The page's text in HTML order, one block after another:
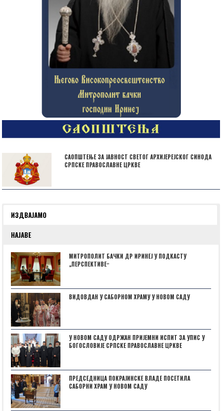
САОПШТЕЊЕ ЗА ЈАВНОСТ СВЕТОГ АРХИЈЕРЕЈСКОГ СИНОДА
СРПСКЕ ПРАВОСЛАВНЕ ЦРКВЕ
ИЗДВАЈАМО
НАЈАВЕ
МИТРОПОЛИТ БАЧКИ ДР ИРИНЕЈ У ПОДКАСТУ
„ПЕРСПЕКТИВЕˮ
ВИДОВДАН У САБОРНОМ ХРАМУ У НОВОМ САДУ
У НОВОМ САДУ ОДРЖАН ПРИЈЕМНИ ИСПИТ ЗА УПИС У
БОГОСЛОВИЈЕ СРПСКЕ ПРАВОСЛАВНЕ ЦРКВЕ
ПРЕДСЕДНИЦА ПОКРАЈИНСКЕ ВЛАДЕ ПОСЕТИЛА
САБОРНИ ХРАМ У НОВОМ САДУ